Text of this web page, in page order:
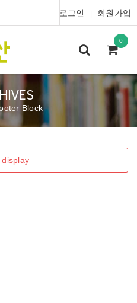
로그인 회원가입
0
Block